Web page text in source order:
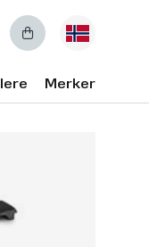
Merker